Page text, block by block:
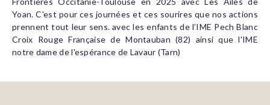
Yoan. C'est pour ces journées et ces sourires que nos actions
prennent tout leur sens. avec les enfants de l’IME Pech Blanc
Croix Rouge Française de Montauban (82) ainsi que l'IME
notre dame de l'espérance de Lavaur (Tarn)